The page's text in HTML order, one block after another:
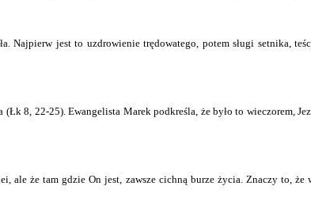
jest to uzdrowienie trędowatego, potem sługi setnika,
8, 22-25). Ewangelista Marek podkreśla, że było to wieczorem,
że tam gdzie On jest, zawsze cichną burze życia. Znaczy to, że